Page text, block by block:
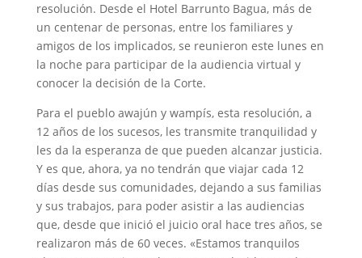
resolución. Desde el Hotel Barrunto Bagua, más de
un centenar de personas, entre los familiares y
amigos de los implicados, se reunieron este lunes en
la noche para participar de la audiencia virtual y
conocer la decisión de la Corte.
Para el pueblo awajún y wampís, esta resolución, a
12 años de los sucesos, les transmite tranquilidad y
les da la esperanza de que pueden alcanzar justicia.
Y es que, ahora, ya no tendrán que viajar cada 12
días desde sus comunidades, dejando a sus familias
y sus trabajos, para poder asistir a las audiencias
que, desde que inició el juicio oral hace tres años, se
realizaron más de 60 veces. «Estamos tranquilos